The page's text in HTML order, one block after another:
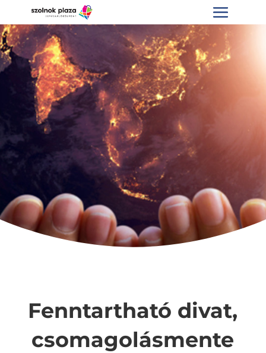
Fenntartható divat,
csomagolásmente